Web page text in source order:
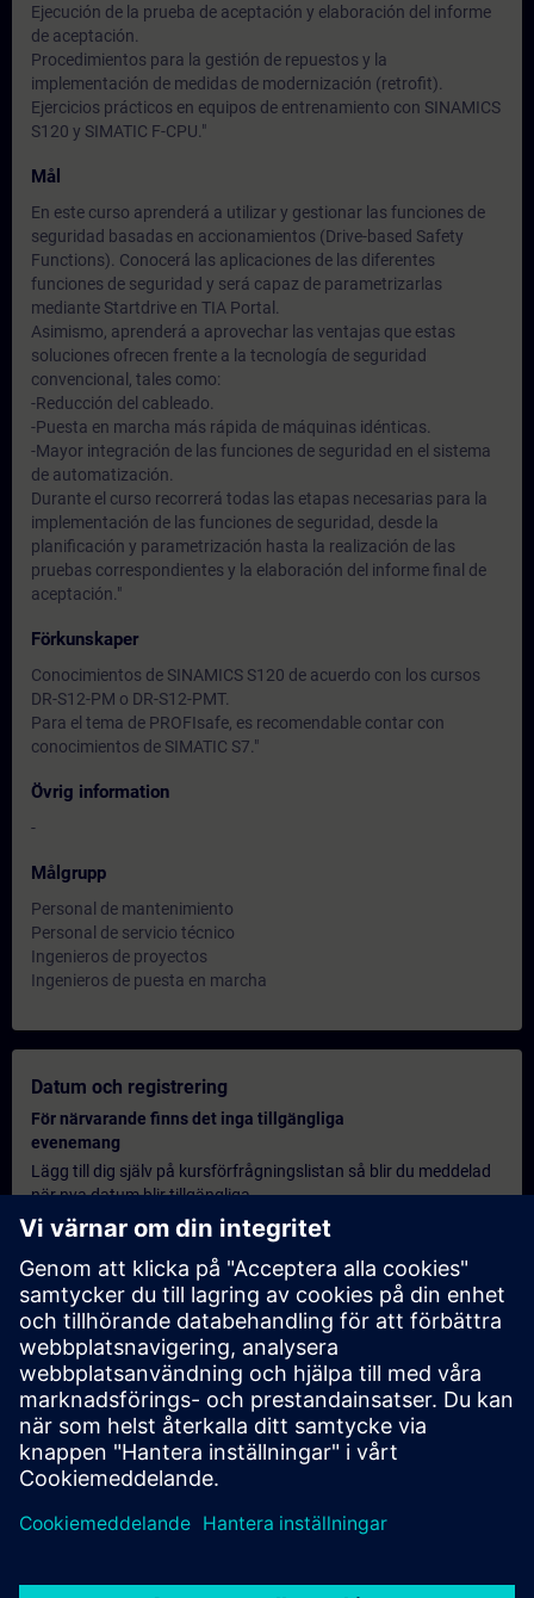
Ejecución de la prueba de aceptación y elaboración del informe
de aceptación.
Procedimientos para la gestión de repuestos y la
implementación de medidas de modernización (retrofit).
Ejercicios prácticos en equipos de entrenamiento con SINAMICS
S120 y SIMATIC F-CPU."
Mål
En este curso aprenderá a utilizar y gestionar las funciones de
seguridad basadas en accionamientos (Drive-based Safety
Functions). Conocerá las aplicaciones de las diferentes
funciones de seguridad y será capaz de parametrizarlas
mediante Startdrive en TIA Portal.
Asimismo, aprenderá a aprovechar las ventajas que estas
soluciones ofrecen frente a la tecnología de seguridad
convencional, tales como:
-Reducción del cableado.
-Puesta en marcha más rápida de máquinas idénticas.
-Mayor integración de las funciones de seguridad en el sistema
de automatización.
Durante el curso recorrerá todas las etapas necesarias para la
implementación de las funciones de seguridad, desde la
planificación y parametrización hasta la realización de las
pruebas correspondientes y la elaboración del informe final de
aceptación."
Förkunskaper
Conocimientos de SINAMICS S120 de acuerdo con los cursos
DR-S12-PM o DR-S12-PMT.
Para el tema de PROFIsafe, es recomendable contar con
conocimientos de SIMATIC S7."
Övrig information
-
Målgrupp
Personal de mantenimiento
Personal de servicio técnico
Ingenieros de proyectos
Ingenieros de puesta en marcha
Datum och registrering
För närvarande finns det inga tillgängliga
evenemang
Lägg till dig själv på kursförfrågningslistan så blir du meddelad
när nya datum blir tillgängliga.
Aktivera meddelandetjänst
Personlig offert
Om du behöver en standardprisoffert för denna utbildning, till
exempel för din inköpsavdelning, klicka då på länken nedan. Du
måste först ange några personliga uppgifter och därefter
kommer en offert att skickas till din e-post.
Erbjud offert